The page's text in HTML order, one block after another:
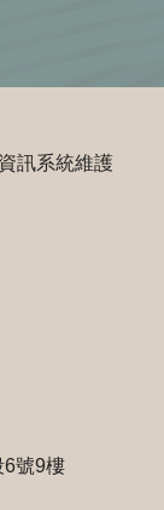
訊系統維護
6號9樓